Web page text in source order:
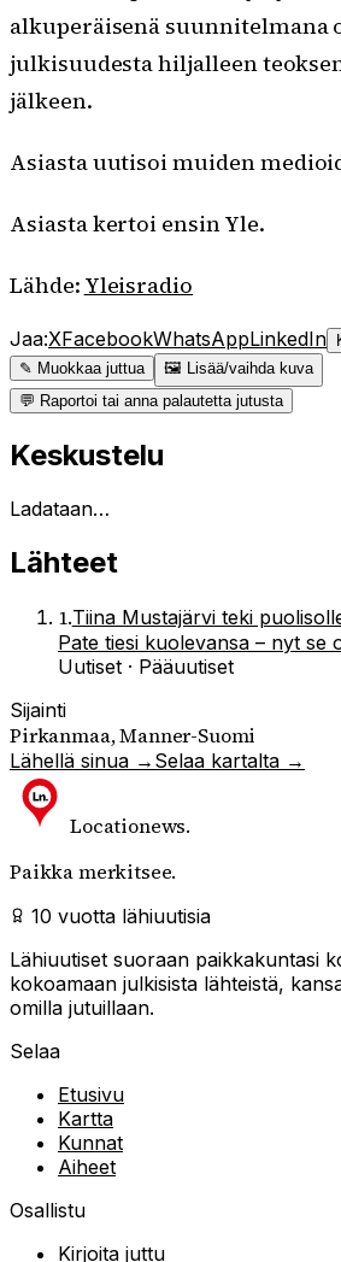
alkuperäisenä suunnitelmana
julkisuudesta hiljalleen
jälkeen.
Asiasta uutisoi muiden
Asiasta kertoi ensin Yle.
Lähde: Yleisradio
Jaa:XFacebookWhatsAppLinkedIn
✎ Muokkaa juttua
🖼 Lisää/vaihda kuva
💬 Raportoi tai anna palautetta jutusta
Keskustelu
Ladataan…
Lähteet
1.Tiina Mustajärvi teki
Pate tiesi kuolevansa – nyt se
Uutiset · Pääuutiset
Sijainti
Pirkanmaa, Manner-Suomi
Lähellä sinua → Selaa kartalta →
Locationews.
Paikka merkitsee.
10 vuotta lähiuutisia
Lähiuutiset suoraan paikkakuntasi
kokoamaan julkisista lähteistä,
omilla jutuillaan.
Selaa
Etusivu
Kartta
Kunnat
Aiheet
Osallistu
Kirjoita juttu